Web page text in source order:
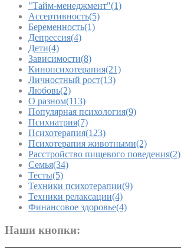
"Тайм-менеджмент"(1)
Ассертивность(5)
Беременность(1)
Депрессия(4)
Дети(4)
Зависимости(8)
Кинопсихотерапия(21)
Личностный рост(13)
Любовь(2)
О разном(113)
Популярная психология(9)
Психиатрия(7)
Психотерапия(123)
Психотерапия животными(2)
Расстройство пищевого поведения(2)
Семья(34)
Тесты(5)
Техники психотерапии(9)
Техники релаксации(4)
Финансовое здоровье(4)
Наши кнопки: